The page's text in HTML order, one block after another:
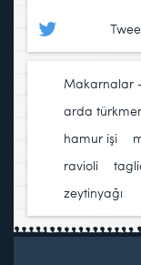
Makarnalar
arda
hamur işi
ravioli
zeytinyağı